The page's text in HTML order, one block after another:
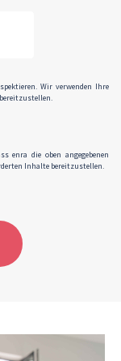
Wir verwenden Ihre
enra die oben angegebenen
Inhalte bereitzustellen.